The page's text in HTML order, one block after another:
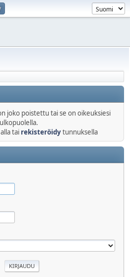
joko poistettu tai se on oikeuksiesi
ulkopuolella.
tai rekisteröidytunnuksella